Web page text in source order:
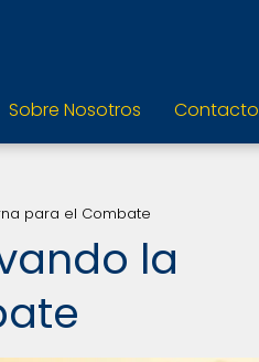
Sobre Nosotros Contacto
para el Combate
la